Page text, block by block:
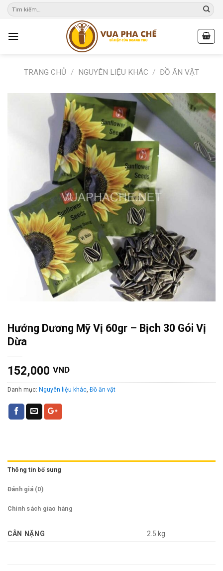
Skip
TRANG CHỦ / NGUYÊN LIỆU KHÁC / ĐỒ ĂN VẶT
Hướng Dương Mỹ Vị 60gr – Bịch 30 Gói Vị
Dừa
152,000 VND
Danh mục: Nguyên liệu khác, Đồ ăn vặt
Thông tin bổ sung
Đánh giá (0)
Chính sách giao hàng
CÂN NẶNG 2.5 kg